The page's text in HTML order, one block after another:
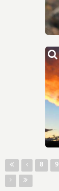
Pages
8 9